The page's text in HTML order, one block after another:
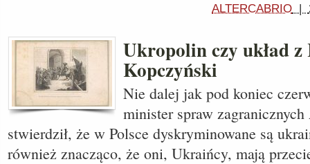
ALTERCABRIO |
Ukropolin czy układ z
Kopczyński
Nie dalej jak pod koniec
minister spraw
stwierdził, że w Polsce dyskryminowane są
również znacząco, że oni, Ukraińcy, mają